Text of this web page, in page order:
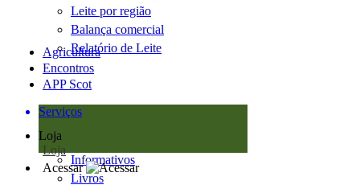
Leite por região
Balança comercial
Relatório de Leite
Agricultura
Encontros
APP Scot
Serviços
Loja
Loja
Informativos
Livros
Acessar